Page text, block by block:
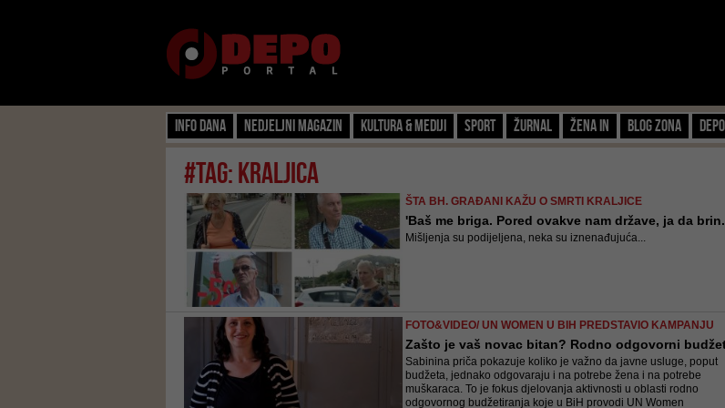
Info dana Nedjeljni magazin Kultura & Mediji Sport Žurnal Žena IN Blog zona
#tag: kraljica
ŠTA BH. GRAĐANI KAŽU O SMRTI KRALJICE
'Baš me briga. Pored ovakve nam države, ja da
Mišljenja su podijeljena, neka su iznenađujuća...
FOTO&VIDEO/ UN WOMEN U BIH PREDSTAVIO KAMPANJU
Zašto je vaš novac bitan? Rodno odgovorni
Sabinina priča pokazuje koliko je važno da javne usluge, poput
budžeta, jednako odgovaraju i na potrebe žena i na potrebe
muškaraca. To je fokus djelovanja aktivnosti u oblasti rodno
odgovornog budžetiranja koje u BiH provodi UN Women